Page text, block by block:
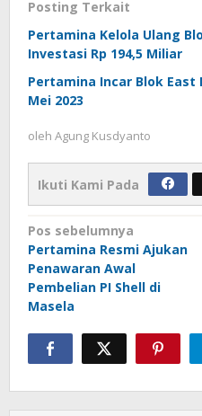
Posting Terkait
Pertamina Kelola Ulang
Investasi Rp 194,5 Miliar
Pertamina Incar Blok
Mei 2023
oleh Agung Kusdyanto
Ikuti Kami Pada
Navigasi
pos
Pos sebelumnya
Pertamina Resmi Ajukan
Penawaran Awal
Pembelian PI Shell di
Masela